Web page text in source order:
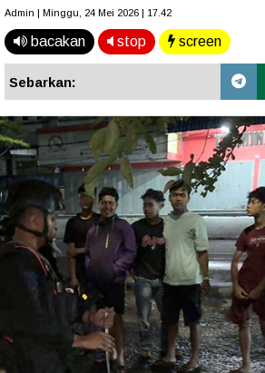
Admin | Minggu, 24 Mei 2026 | 17.42
bacakan stop screen
Sebarkan: